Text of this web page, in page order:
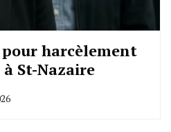
harcèlement
St-Nazaire